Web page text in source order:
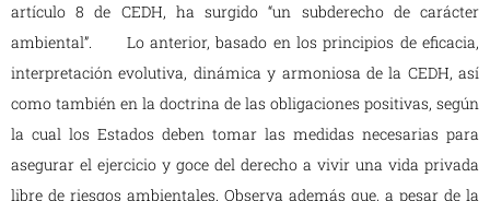
artículo 8 de CEDH, ha surgido “un subderecho de carácter
ambiental”. Lo anterior, basado en los principios de eficacia,
interpretación evolutiva, dinámica y armoniosa de la CEDH, así
como también en la doctrina de las obligaciones positivas, según
la cual los Estados deben tomar las medidas necesarias para
asegurar el ejercicio y goce del derecho a vivir una vida privada
libre de riesgos ambientales. Observa además que, a pesar de la